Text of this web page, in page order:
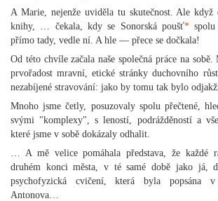
A Marie, nejenže uviděla tu skutečnost. Ale když
knihy, … čekala, kdy se Sonorská poušť*spolu
přímo tady, vedle ní. A hle — přece se dočkala!
Od této chvíle začala naše společná práce na
prvořadost mravní, etické stránky duchovního
nezabíjené stravování: jako by tomu tak bylo
Mnoho jsme četly, posuzovaly spolu přečtené,
svými "komplexy", s leností, podrážděností a
které jsme v sobě dokázaly odhalit.
… A mě velice pomáhala představa, že každé
druhém konci města, v té samé době jako já,
psychofyzická cvičení, která byla popsána
Antonova…